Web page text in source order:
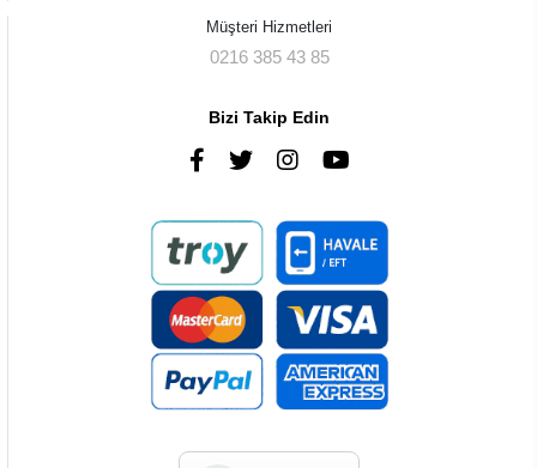
Müşteri Hizmetleri
0216 385 43 85
Bizi Takip Edin